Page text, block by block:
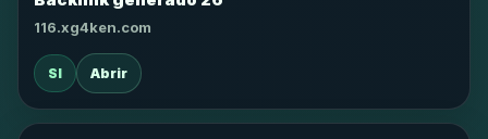
116.xg4ken.com
SI Abrir